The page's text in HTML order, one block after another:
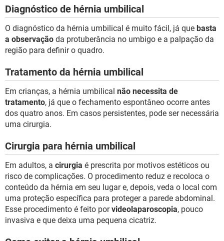
Diagnóstico de hérnia umbilical
O diagnóstico da hérnia umbilical é muito fácil, já que basta
a observação da protuberância no umbigo e a palpação da
região para definir o quadro.
Tratamento da hérnia umbilical
Em crianças, a hérnia umbilical não necessita de
tratamento, já que o fechamento espontâneo ocorre antes
dos quatro anos. Em casos persistentes, pode ser necessária
uma cirurgia.
Cirurgia para hérnia umbilical
Em adultos, a cirurgia é prescrita por motivos estéticos ou
risco de complicações. O procedimento reduz e recoloca o
conteúdo da hérnia em seu lugar e, depois, veda o local com
uma proteção específica para proteger a parede abdominal.
Esse procedimento é feito porvideolaparoscopia, pouco
invasiva e que deixa uma pequena cicatriz.